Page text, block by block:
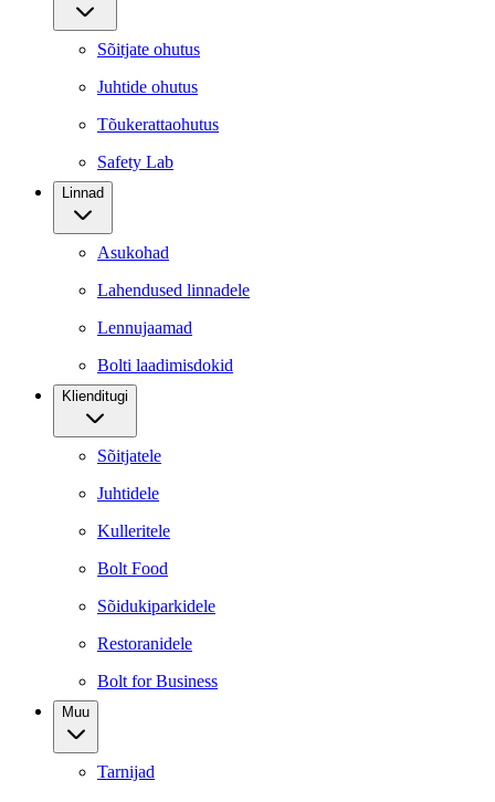
Sõitjate ohutus
Juhtide ohutus
Tõukerattaohutus
Safety Lab
Linnad
Asukohad
Lahendused linnadele
Lennujaamad
Bolti laadimisdokid
Klienditugi
Sõitjatele
Juhtidele
Kulleritele
Bolt Food
Sõidukiparkidele
Restoranidele
Bolt for Business
Muu
Tarnijad